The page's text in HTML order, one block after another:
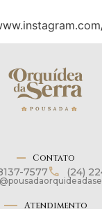
Contato
7577 (24)
Atendimento